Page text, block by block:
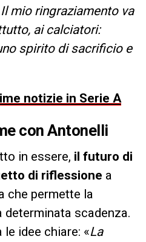
mio ringraziamento va
ai calciatori:
spirito di sacrificio e
notizie in Serie A
con Antonelli
in essere, il futuro di
di riflessione a
che permette la
scadenza.
idee chiare: «La